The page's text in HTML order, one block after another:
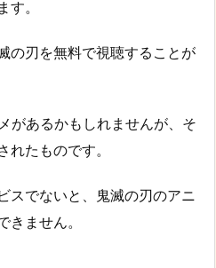
。
の刃を無料で視聴することが
があるかもしれませんが、そ
たものです。
スでないと、鬼滅の刃のアニ
きません。